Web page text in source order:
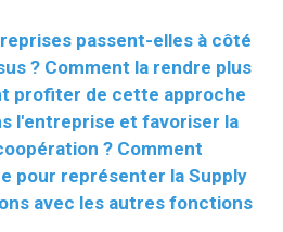
passent-elles à côté
? Comment la rendre plus
profiter de cette approche
l'entreprise et favoriser la
? Comment
pour représenter la Supply
avec les autres fonctions